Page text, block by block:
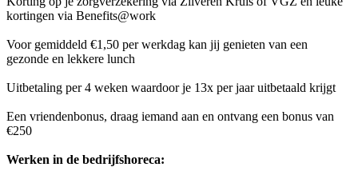
kortingen via Benefits@work
Voor gemiddeld €1,50 per werkdag kan jij genieten van een
gezonde en lekkere lunch
Uitbetaling per 4 weken waardoor je 13x per jaar uitbetaald krijgt
Een vriendenbonus, draag iemand aan en ontvang een bonus van
€250
Werken in de bedrijfshoreca: